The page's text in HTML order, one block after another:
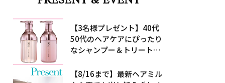
【3名様プレゼント】40代
50代のヘアケアにぴったり
なシャンプー＆トリートメ
処！
【8/16まで】最新ヘアミル